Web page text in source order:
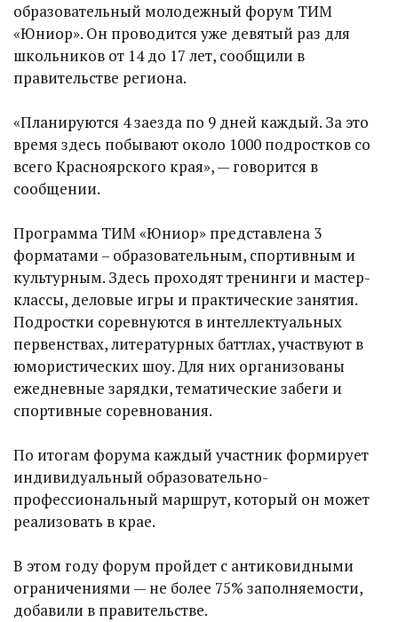
образовательный молодежный форум ТИМ
«Юниор». Он проводится уже девятый раз для
школьников от 14 до 17 лет, сообщили в
правительстве региона.
«Планируются 4 заезда по 9 дней каждый. За это
время здесь побывают около 1000 подростков со
всего Красноярского края», — говорится в
сообщении.
Программа ТИМ «Юниор» представлена 3
форматами – образовательным, спортивным и
культурным. Здесь проходят тренинги и мастер-
классы, деловые игры и практические занятия.
Подростки соревнуются в интеллектуальных
первенствах, литературных баттлах, участвуют в
юмористических шоу. Для них организованы
ежедневные зарядки, тематические забеги и
спортивные соревнования.
По итогам форума каждый участник формирует
индивидуальный образовательно-
профессиональный маршрут, который он может
реализовать в крае.
В этом году форум пройдет с антиковидными
ограничениями — не более 75% заполняемости,
добавили в правительстве.